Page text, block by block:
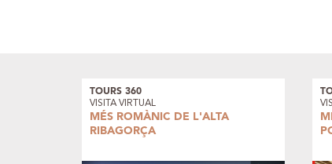
TOURS 360
VISITA VIRTUAL
MÉS ROMÀNIC DE L'ALTA
RIBAGORÇA